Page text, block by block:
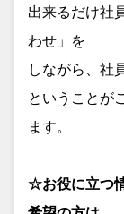
出来るだけ社
わせ」を
しながら、社
ということが
ます。
☆お役に立つ